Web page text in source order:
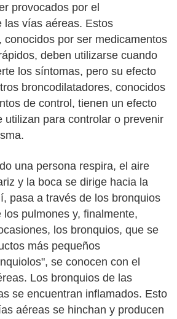
provocados por el
las vías aéreas. Estos
conocidos por ser medicamentos
deben utilizarse cuando
los síntomas, pero su efecto
broncodilatadores, conocidos
de control, tienen un efecto
utilizan para controlar o prevenir
una persona respira, el aire
y la boca se dirige hacia la
pasa a través de los bronquios
los pulmones y, finalmente,
los bronquios, que se
más pequeños
se conocen con el
Los bronquios de las
se encuentran inflamados. Esto
aéreas se hinchan y producen